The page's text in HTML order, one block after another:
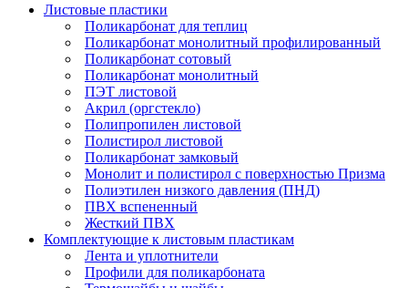
Листовые пластики
Поликарбонат для теплиц
Поликарбонат монолитный профилированный
Поликарбонат сотовый
Поликарбонат монолитный
ПЭТ листовой
Акрил (оргстекло)
Полипропилен листовой
Полистирол листовой
Поликарбонат замковый
Монолит и полистирол с поверхностью Призма
Полиэтилен низкого давления (ПНД)
ПВХ вспененный
Жесткий ПВХ
Комплектующие к листовым пластикам
Лента и уплотнители
Профили для поликарбоната